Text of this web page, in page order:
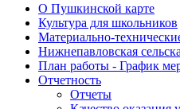
О Пушкинской карте
Культура для школьников
Материально-
Нижнепавловская
План работы - График
Отчетность
Отчеты